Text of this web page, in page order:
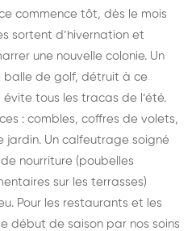
commence tôt, dès le mois
sortent d’hivernation et
une nouvelle colonie. Un
balle de golf, détruit à ce
tous les tracas de l’été.
: combles, coffres de volets,
jardin. Un calfeutrage soigné
nourriture (poubelles
sur les terrasses)
Pour les restaurants et les
début de saison par nos soins